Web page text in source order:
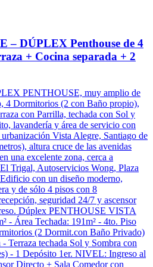
– DÚPLEX Penthouse de 4
+ Cocina separada + 2
PENTHOUSE, muy amplio de
4 Dormitorios (2 con Baño propio),
con Parrilla, techada con Sol y
lavandería y área de servicio con
Vista Alegre, Santiago de
altura cruce de las avenidas
una excelente zona, cerca a
Trigal, Autoservicios Wong, Plaza
con un diseño moderno,
y de sólo 4 pisos con 8
seguridad 24/7 y ascensor
Dúplex PENTHOUSE VISTA
- Área Techada: 191m² - 4to. Piso
(2 Dormit.con Baño Privado)
Terraza techada Sol y Sombra con
- 1 Depósito 1er. NIVEL: Ingreso al
Directo + Sala Comedor con